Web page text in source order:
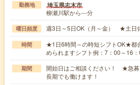
勤務地 埼玉県志木市
柳瀬川駅から---分
曜日頻度 週3日～5日OK（月～金） ★土日
時間
★1日6時間～の時短シフトOK★都
められますシフト例：7：00～16
期間
開始日はご相談ください！ ★急
長期でも働けます！